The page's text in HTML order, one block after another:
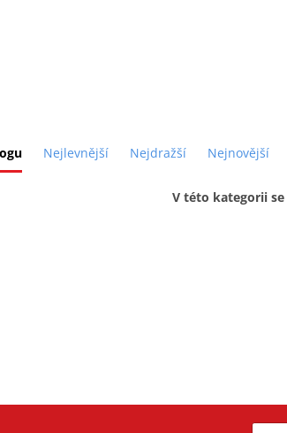
Nejlevnější Nejdražší Nejnovější
V této kategorii se